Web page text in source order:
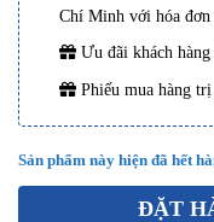
Chí Minh với hóa đơn
Ưu đãi khách
Phiếu mua hàng
Sản phẩm này hiện đã hết
ĐẶT